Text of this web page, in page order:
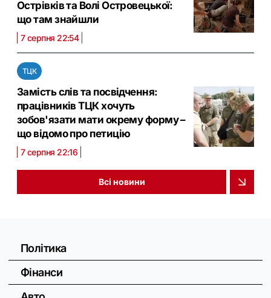
Острівків та Волі Островецької:
що там знайшли
7 серпня 22:54
ТЦК
Замість слів та посвідчення:
працівників ТЦК хочуть
зобов'язати мати окрему форму –
що відомо про петицію
7 серпня 22:16
Всі новини
Політика
Фінанси